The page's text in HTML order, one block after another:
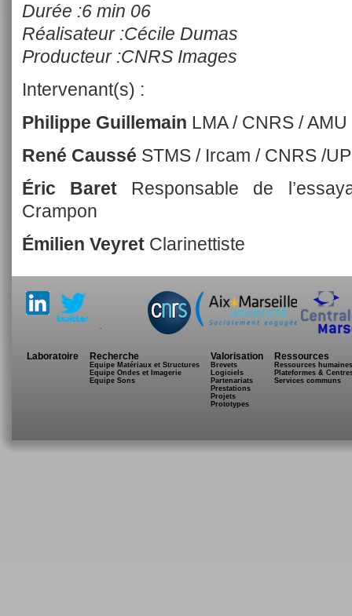
Durée :6 min 06
Réalisateur :Cécile Dumas
Producteur :CNRS Images
Intervenant(s) :
Philippe Guillemain LMA / CNRS /
René Caussé STMS / Ircam / CNRS /
Éric Baret Responsable de
Crampon
Émilien Veyret Clarinettiste
.
Laboratoire Recherche
Equipe Matériaux et Structures
Equipe Ondes et Imagerie
Equipe Sons
Valorisation
Brevets
Logiciels
Partenariats
Prestations
Projets
Prototypes
Ressources
Ressources humaines
Plateformes &
Services communs